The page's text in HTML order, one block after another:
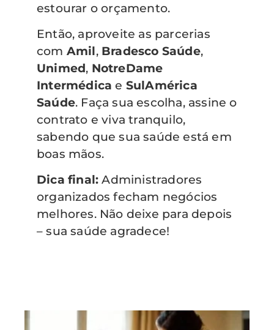
estourar o orçamento.
Então, aproveite as parcerias
com Amil, Bradesco Saúde,
Unimed, NotreDame
Intermédica e SulAmérica
Saúde. Faça sua escolha, assine o
contrato e viva tranquilo,
sabendo que sua saúde está em
boas mãos.
Dica final: Administradores
organizados fecham negócios
melhores. Não deixe para depois
– sua saúde agradece!